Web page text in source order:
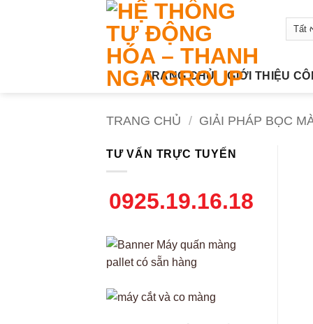
TRANG CHỦ GIỚI THIỆU
TRANG CHỦ / GIẢI PHÁP BỌC
TƯ VẤN TRỰC TUYẾN
0925.19.16.18